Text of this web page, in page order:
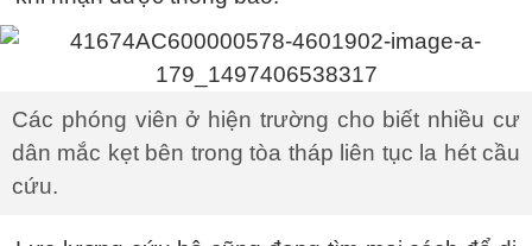
Các phóng viên ở hiện trường cho biết nhiều cư
dân mắc kẹt bên trong tòa tháp liên tục la hét cầu
cứu.